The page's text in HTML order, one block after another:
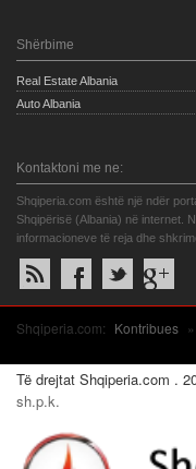
Shërbime
Real Estate Albania
Auto Albania
Kontaktoni me ne:
Shqiperia.com është një ndër
Shqipërisë (Albania) në internet.
informacioneve të reja dhe
Shqiperia.com: Kontribues »
Të drejtat Shqiperia.com .
sh.p.k.